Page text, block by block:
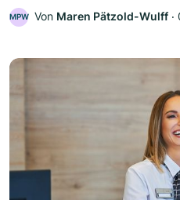
MPW Von Maren Pätzold-Wulff ‧